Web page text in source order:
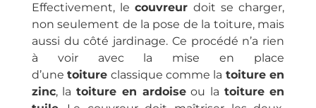
Effectivement, lecouvreur doit se charger,
non seulement de la pose de la toiture, mais
aussi du côté jardinage. Ce procédé n’a rien
à voir avec la mise en place
d’unetoiture classique comme la toiture en
zinc, latoiture en ardoiseou la toiture en